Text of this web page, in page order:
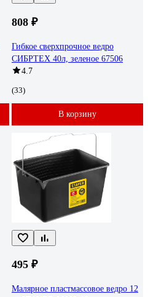
808 ₽
Гибкое сверхпрочное ведро
СИБРТЕХ 40л, зеленое 67506
4.7
(33)
В корзину
495 ₽
Малярное пластмассовое ведро 12